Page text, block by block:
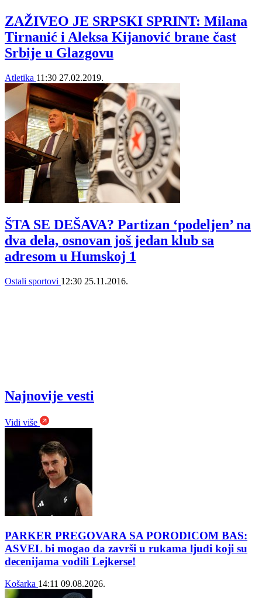
ZAŽIVEO JE SRPSKI SPRINT: Milana
Tirnanić i Aleksa Kijanović brane čast
Srbije u Glazgovu
Atletika 11:30 27.02.2019.
ŠTA SE DEŠAVA? Partizan ‘podeljen’ na
dva dela, osnovan još jedan klub sa
adresom u Humskoj 1
Ostali sportovi 12:30 25.11.2016.
Najnovije vesti
Vidi više
PARKER PREGOVARA SA PORODICOM BAS:
ASVEL bi mogao da završi u rukama ljudi koji su
decenijama vodili Lejkerse!
Košarka 14:11 09.08.2026.